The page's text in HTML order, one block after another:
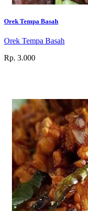
Orek Tempa Basah
Orek Tempa Basah
Rp. 3.000